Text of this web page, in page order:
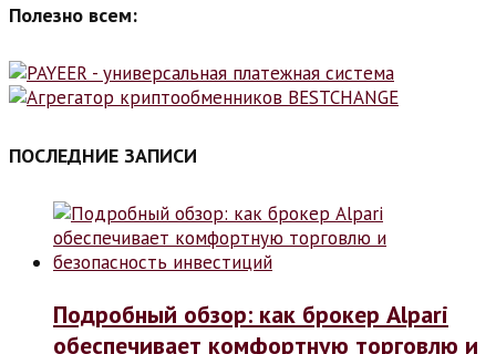
Полезно всем:
ПОСЛЕДНИЕ ЗАПИСИ
Подробный обзор: как брокер Alpari
обеспечивает комфортную торговлю и